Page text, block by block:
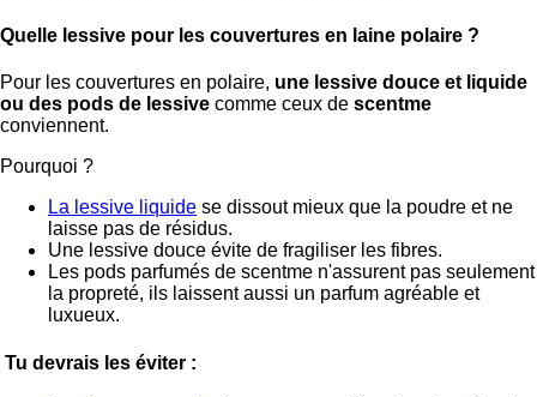
Quelle lessive pour les couvertures en laine polaire ?
Pour les couvertures en polaire, une lessive douce et liquide
ou des pods de lessive comme ceux de scentme
conviennent.
Pourquoi ?
La lessive liquide se dissout mieux que la poudre et ne
laisse pas de résidus.
Une lessive douce évite de fragiliser les fibres.
Les pods parfumés de scentme n'assurent pas seulement
la propreté, ils laissent aussi un parfum agréable et
luxueux.
Tu devrais les éviter :